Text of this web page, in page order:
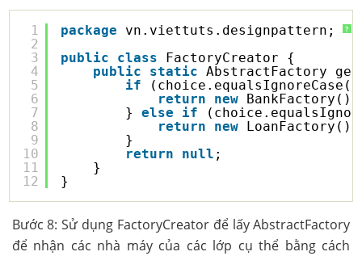
?
1
2
3
4
5
6
7
8
9
10
11
12
package
vn.viettuts.designpattern;
public
class
FactoryCreator {
public
static
AbstractFactory
if
(choice.equalsIgnoreCase(
return
new BankFactory();
} else if
return
new LoanFactory();
}
return
null ;
}
}
Bước 8: Sử dụng FactoryCreator để lấy AbstractFactory
để nhận các nhà máy của các lớp cụ thể bằng cách